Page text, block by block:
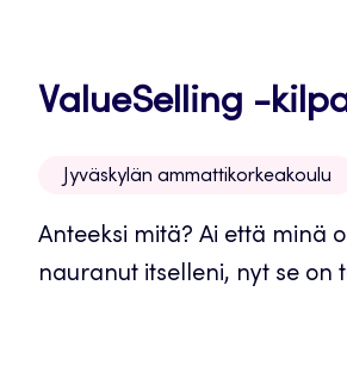
ValueSelling -
Jyväskylän ammattikorkeakoulu
Anteeksi mitä? Ai että minä
nauranut itselleni, nyt se on